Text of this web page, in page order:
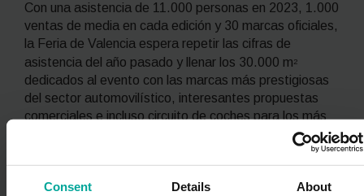
Consent Details About
Con una asistencia de 11.000 personas en 2023, 1.000
ventas de media en cada edición y 30 marcas oficiales,
la Feria de Valencia espera repetir las cifras de
asistencia del año pasado y llenar los 30.000 m2
dedicados al evento con las marcas más prestigiosas
del sector automovilístico, interesantes propuestas
comerciales e incluso circuito de coches para los más
El certamen se celebrará en la Avenida de las Ferias
s/n de Valencia (Foro Centro, nivel 2, pabellones 1 y 2)